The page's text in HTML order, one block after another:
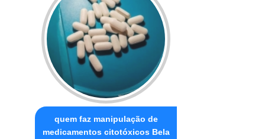
quem faz manipulação de
medicamentos citotóxicos Bela